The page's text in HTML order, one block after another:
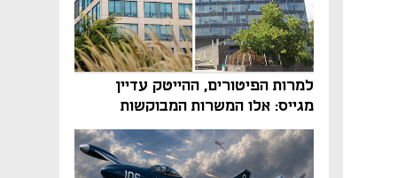
למרות הפיטורים, ההייטק עדיין
מגייס: אלו המשרות המבוקשות
והטיפים שיביאו אתכם לשם